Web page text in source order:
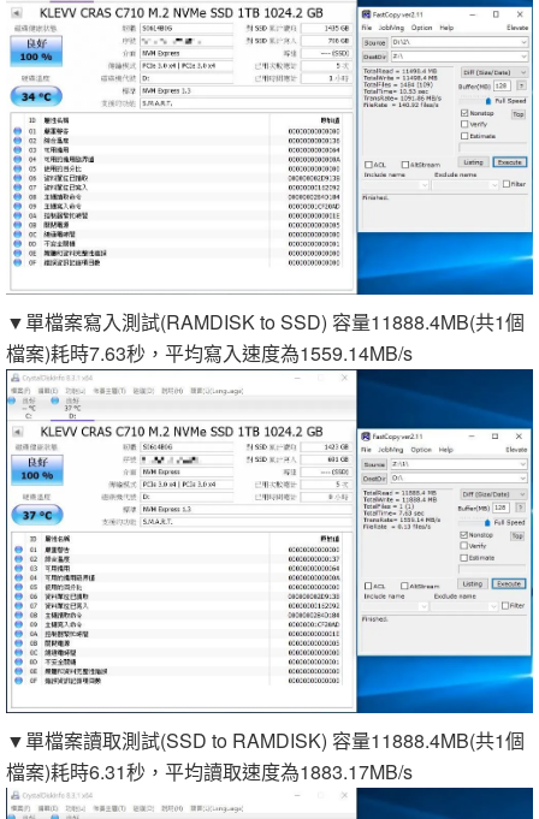
▼單檔案寫入測試(RAMDISK to SSD) 容量11888.4MB(共1個
檔案)耗時7.63秒，平均寫入速度為1559.14MB/s
▼單檔案讀取測試(SSD to RAMDISK) 容量11888.4MB(共1個
檔案)耗時6.31秒，平均讀取速度為1883.17MB/s